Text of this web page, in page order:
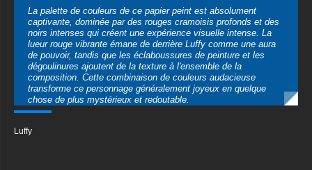
La palette de couleurs de ce papier peint est absolument
captivante, dominée par des rouges cramoisis profonds et des
noirs intenses qui créent une expérience visuelle intense. La
lueur rouge vibrante émane de derrière Luffy comme une aura
de pouvoir, tandis que les éclaboussures de peinture et les
dégoulinures ajoutent de la texture à l'ensemble de la
composition. Cette combinaison de couleurs audacieuse
transforme ce personnage généralement joyeux en quelque
chose de plus mystérieux et redoutable.
« Sur le plan artistique, ce papier peint utilise une esthétique
grunge avec des effets d'éclaboussures d'encre intentionnels et
des textures rugueuses qui lui confèrent une qualité
Luffy